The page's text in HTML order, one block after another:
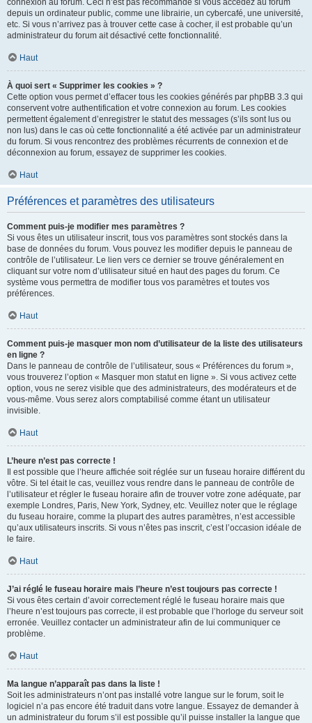
connexion au forum. Ceci n’est pas recommandé si vous accédez au forum
depuis un ordinateur public, comme une librairie, un cybercafé, une université,
etc. Si vous n’arrivez pas à trouver cette case à cocher, il est probable qu’un
administrateur du forum ait désactivé cette fonctionnalité.
Haut
À quoi sert « Supprimer les cookies » ?
Cette option vous permet d’effacer tous les cookies générés par phpBB 3.3 qui
conservent votre authentification et votre connexion au forum. Les cookies
permettent également d’enregistrer le statut des messages (s’ils sont lus ou
non lus) dans le cas où cette fonctionnalité a été activée par un administrateur
du forum. Si vous rencontrez des problèmes récurrents de connexion et de
déconnexion au forum, essayez de supprimer les cookies.
Haut
Préférences et paramètres des utilisateurs
Comment puis-je modifier mes paramètres ?
Si vous êtes un utilisateur inscrit, tous vos paramètres sont stockés dans la
base de données du forum. Vous pouvez les modifier depuis le panneau de
contrôle de l’utilisateur. Le lien vers ce dernier se trouve généralement en
cliquant sur votre nom d’utilisateur situé en haut des pages du forum. Ce
système vous permettra de modifier tous vos paramètres et toutes vos
préférences.
Haut
Comment puis-je masquer mon nom d’utilisateur de la liste des utilisateurs
en ligne ?
Dans le panneau de contrôle de l’utilisateur, sous « Préférences du forum »,
vous trouverez l’option « Masquer mon statut en ligne ». Si vous activez cette
option, vous ne serez visible que des administrateurs, des modérateurs et de
vous-même. Vous serez alors comptabilisé comme étant un utilisateur
invisible.
Haut
L’heure n’est pas correcte !
Il est possible que l’heure affichée soit réglée sur un fuseau horaire différent du
vôtre. Si tel était le cas, veuillez vous rendre dans le panneau de contrôle de
l’utilisateur et régler le fuseau horaire afin de trouver votre zone adéquate, par
exemple Londres, Paris, New York, Sydney, etc. Veuillez noter que le réglage
du fuseau horaire, comme la plupart des autres paramètres, n’est accessible
qu’aux utilisateurs inscrits. Si vous n’êtes pas inscrit, c’est l’occasion idéale de
le faire.
Haut
J’ai réglé le fuseau horaire mais l’heure n’est toujours pas correcte !
Si vous êtes certain d’avoir correctement réglé le fuseau horaire mais que
l’heure n’est toujours pas correcte, il est probable que l’horloge du serveur soit
erronée. Veuillez contacter un administrateur afin de lui communiquer ce
problème.
Haut
Ma langue n’apparaît pas dans la liste !
Soit les administrateurs n’ont pas installé votre langue sur le forum, soit le
logiciel n’a pas encore été traduit dans votre langue. Essayez de demander à
un administrateur du forum s’il est possible qu’il puisse installer la langue que